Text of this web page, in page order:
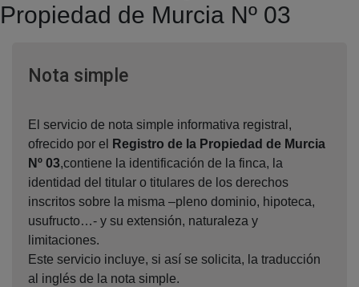
Propiedad de Murcia Nº 03
Nota simpleVentana nueva
El servicio de nota simple informativa registral,
ofrecido por el
Registro de la Propiedad de Murcia
Nº 03,contiene la identificación de la finca, la
identidad del titular o titulares de los derechos
inscritos sobre la misma –pleno dominio, hipoteca,
usufructo…- y su extensión, naturaleza y
limitaciones.
Este servicio incluye, si así se solicita, la traducción
al inglés de la nota simple.